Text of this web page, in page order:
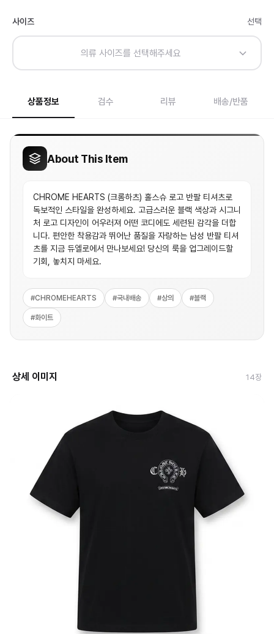
사이즈 선택
의류 사이즈를 선택해주세요
상품정보 검수 리뷰 배송/반품
About This Item
CHROME HEARTS (크롬하츠) 홀스슈 로고 반팔 티셔츠로
독보적인 스타일을 완성하세요. 고급스러운 블랙 색상과 시그니
처 로고 디자인이 어우러져 어떤 코디에도 세련된 감각을 더합
니다. 편안한 착용감과 뛰어난 품질을 자랑하는 남성 반팔 티셔
츠를 지금 듀엘로에서 만나보세요! 당신의 룩을 업그레이드할
기회, 놓치지 마세요.
#CHROMEHEARTS #국내배송 #상의 #블랙
#화이트
상세 이미지 14장